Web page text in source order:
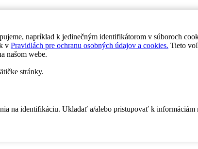
napríklad k jedinečným identifikátorom v súboroch
v Pravidlách pre ochranu osobných údajov a cookies. Tieto
našom webe.
stránky.
na identifikáciu. Ukladať a/alebo pristupovať k informáciám